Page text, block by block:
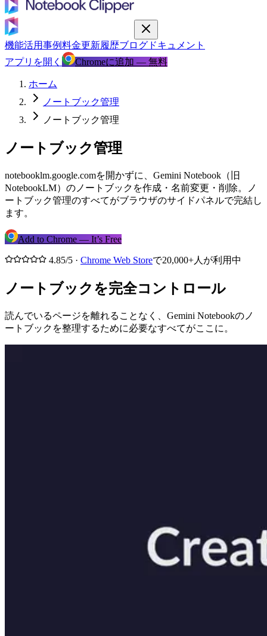
機能活用事例料金更新履歴ブログ ドキュメント
アプリを開く
Chromeに追加 — 無料
ホーム
ノートブック管理
ノートブック管理
ノートブック管理
notebooklm.google.comを開かずに、Gemini Notebook（旧
NotebookLM）のノートブックを作成・名前変更・削除。ノ
ートブック管理のすべてがブラウザのサイドパネルで完結し
ます。
Add to Chrome — It’s Free
4.85/5 · Chrome Web Storeで20,000+人が利用中
ノートブックを完全コントロール
読んでいるページを離れることなく、Gemini Notebookのノ
ートブックを整理するために必要なすべてがここに。